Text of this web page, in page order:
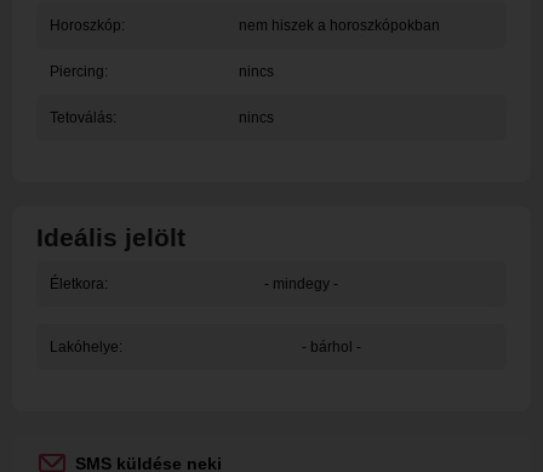
Horoszkóp: nem hiszek a horoszkópokban
Piercing: nincs
Tetoválás: nincs
Ideális jelölt
Életkora: - mindegy -
Lakóhelye: - bárhol -
SMS küldése neki